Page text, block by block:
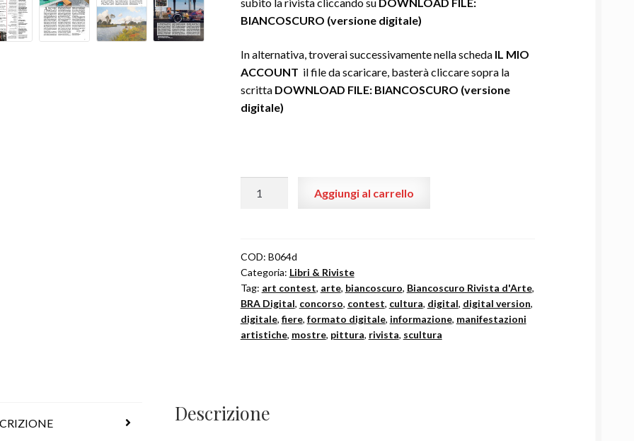
subito la rivista cliccando su DOWNLOAD FILE:
BIANCOSCURO (versione digitale)
In alternativa, troverai successivamente nella scheda IL MIO
ACCOUNT il file da scaricare, basterà cliccare sopra la
scritta DOWNLOAD FILE: BIANCOSCURO (versione
digitale)
"Digital"
(PDF)
quantità
Aggiungi al carrello
COD: B064d
Categoria: Libri & Riviste
Tag: art contest, arte, biancoscuro, Biancoscuro Rivista d'Arte,
BRA Digital, concorso, contest, cultura, digital, digital version,
digitale, fiere, formato digitale, informazione, manifestazioni
artistiche, mostre, pittura, rivista, scultura
Descrizione